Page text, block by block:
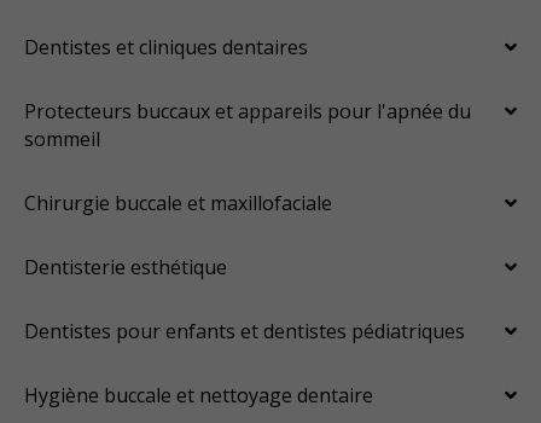
Dentistes et cliniques dentaires
Protecteurs buccaux et appareils pour l'apnée du
sommeil
Chirurgie buccale et maxillofaciale
Dentisterie esthétique
Dentistes pour enfants et dentistes pédiatriques
Hygiène buccale et nettoyage dentaire